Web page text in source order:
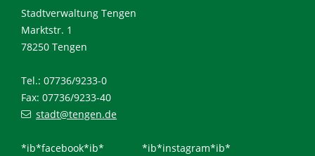
Stadtverwaltung Tengen
Marktstr. 1
78250 Tengen
Tel.: 07736/9233-0
Fax: 07736/9233-40
stadt@tengen.de
*ib*facebook*ib*
*ib*instagram*ib*